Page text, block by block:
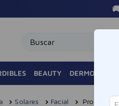
BEAUTY
Solares Facial Protector